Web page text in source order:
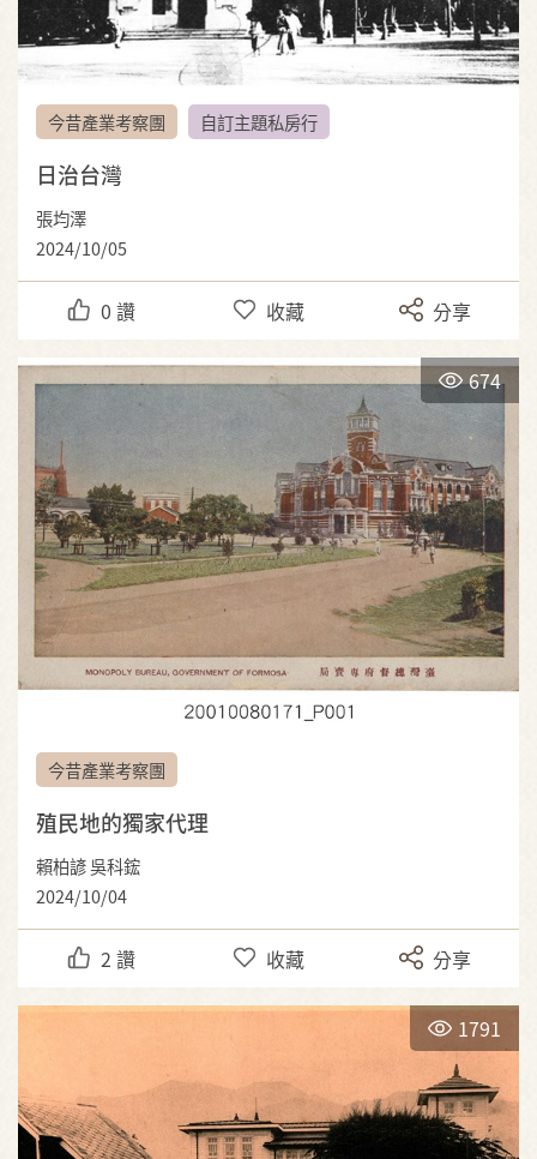
今昔產業考察團 自訂主題私房行
日治台灣
張均澤
2024/10/05
0 讚 收藏 分享
674
今昔產業考察團
殖民地的獨家代理
賴柏諺 吳科鋐
2024/10/04
2 讚 收藏 分享
1791